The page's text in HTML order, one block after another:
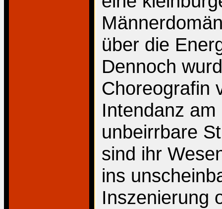
über die
Dennoch
Choreografin
Intendanz
unbeirrbare
sind ihr
ins
Inszenierung